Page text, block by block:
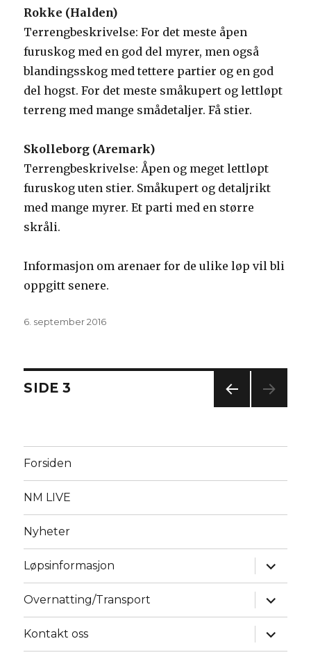
Rokke (Halden)
Terrengbeskrivelse: For det meste åpen
furuskog med en god del myrer, men også
blandingsskog med tettere partier og en god
del hogst. For det meste småkupert og lettløpt
terreng med mange smådetaljer. Få stier.
Skolleborg (Aremark)
Terrengbeskrivelse: Åpen og meget lettløpt
furuskog uten stier. Småkupert og detaljrikt
med mange myrer. Et parti med en større
skråli.
Informasjon om arenaer for de ulike løp vil bli
oppgitt senere.
Publisert
6. september 2016
Innleggnavigasjon
SIDE 3
Forsiden
NM LIVE
Nyheter
Løpsinformasjon
Utvid
Overnatting/Transport
Utvid
Kontakt oss
Utvid